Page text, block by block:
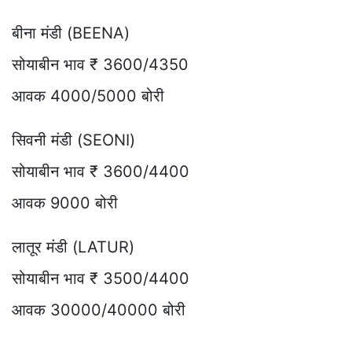
बीना मंडी (BEENA)
सोयाबीन भाव ₹ 3600/4350
आवक 4000/5000 बोरी
सिवनी मंडी (SEONI)
सोयाबीन भाव ₹ 3600/4400
आवक 9000 बोरी
लातूर मंडी (LATUR)
सोयाबीन भाव ₹ 3500/4400
आवक 30000/40000 बोरी